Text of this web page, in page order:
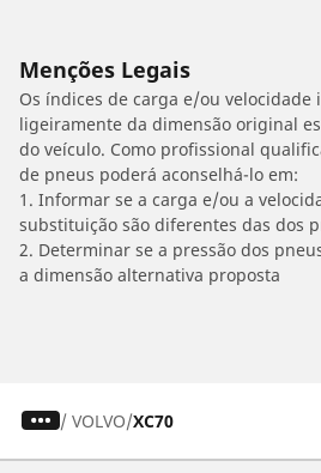
Menções Legais
Os índices de carga e/ou
ligeiramente da dimensão original
do veículo. Como profissional
de pneus poderá aconselhá-lo em:
1. Informar se a carga e/ou a
substituição são diferentes das dos
2. Determinar se a pressão dos
a dimensão alternativa proposta
/ VOLVO XC70